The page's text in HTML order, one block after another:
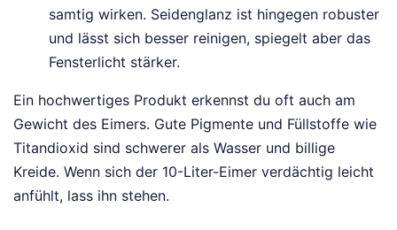
samtig wirken. Seidenglanz ist hingegen robuster
und lässt sich besser reinigen, spiegelt aber das
Fensterlicht stärker.
Ein hochwertiges Produkt erkennst du oft auch am
Gewicht des Eimers. Gute Pigmente und Füllstoffe wie
Titandioxid sind schwerer als Wasser und billige
Kreide. Wenn sich der 10-Liter-Eimer verdächtig leicht
anfühlt, lass ihn stehen.